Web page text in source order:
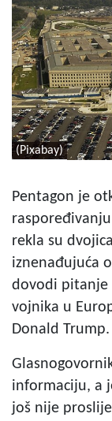
(Pixabay)
Pentagon je
rekla su
iznenađujuća
dovodi pitanje
vojnika u
Donald Trump.
informaciju, a
još nije